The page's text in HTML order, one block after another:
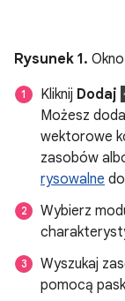
Rysunek 1.
Kliknij Dodaj
Możesz
wektorowe
zasobów
rysowalne
Wybierz
Wyszukaj
pomocą